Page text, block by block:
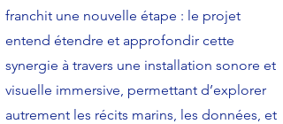
franchit une nouvelle étape : le projet
entend étendre et approfondir cette
synergie à travers une installation sonore et
visuelle immersive, permettant d’explorer
autrement les récits marins, les données, et